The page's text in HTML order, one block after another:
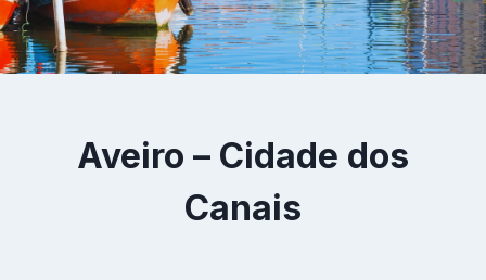
Aveiro – Cidade dos
Canais